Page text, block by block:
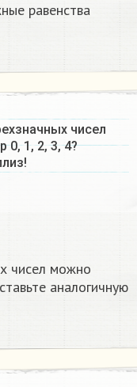
равенства
чисел
0, 1, 2, 3, 4?
чисел можно
аналогичную